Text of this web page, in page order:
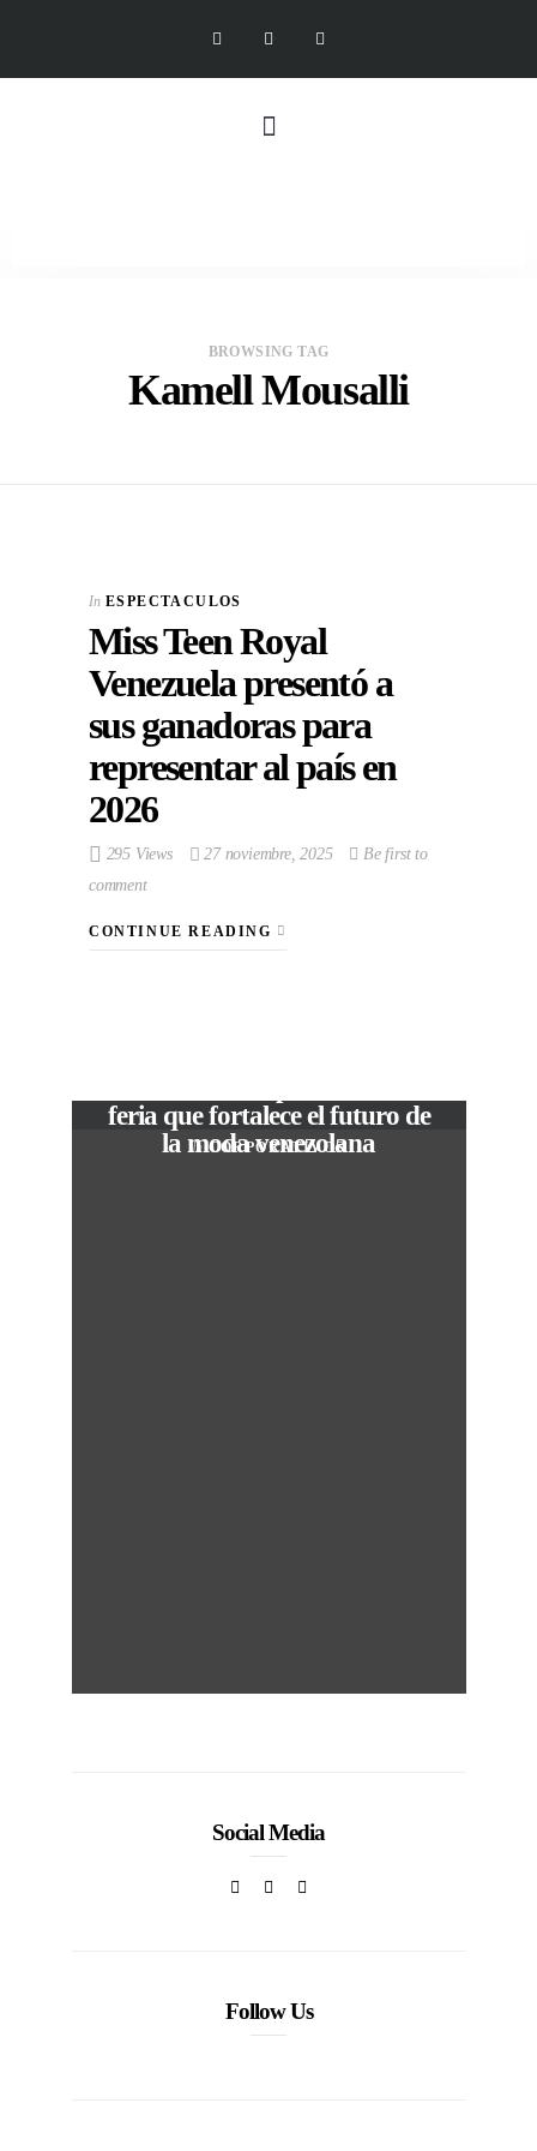
BROWSING TAG
Kamell Mousalli
In ESPECTACULOS
Miss Teen Royal
Venezuela presentó a
sus ganadoras para
representar al país en
2026
295 Views 27 noviembre, 2025
Be first to
comment
CONTINUE READING
In CORPORATIVOS
feria que fortalece el futuro de
la moda venezolana
Social Media
Follow Us